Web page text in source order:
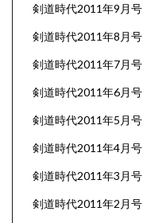
剣道時代2011年9月号
剣道時代2011年8月号
剣道時代2011年7月号
剣道時代2011年6月号
剣道時代2011年5月号
剣道時代2011年4月号
剣道時代2011年3月号
剣道時代2011年2月号